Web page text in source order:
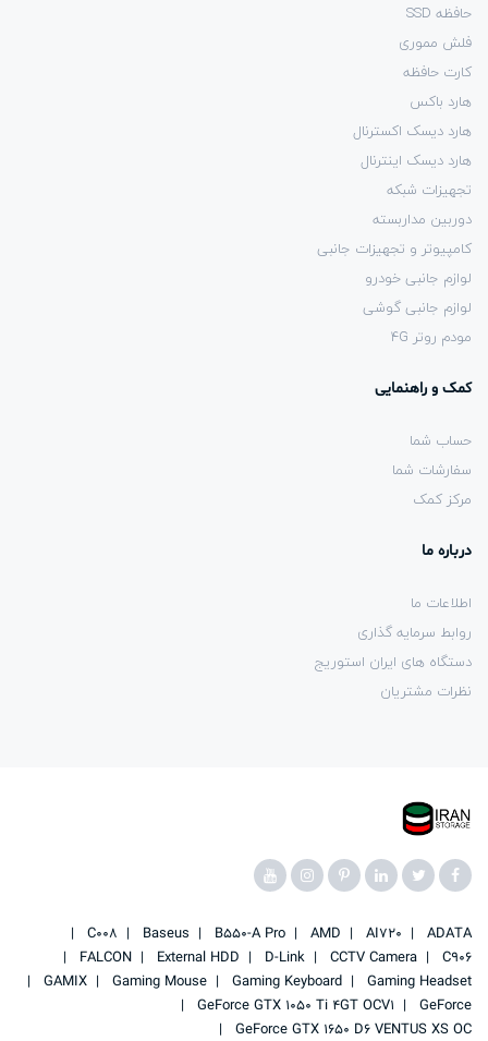
حافظه SSD
فلش مموری
کارت حافظه
هارد باکس
هارد دیسک اکسترنال
هارد دیسک اینترنال
تجهیزات شبکه
دوربین مداربسته
کامپیوتر و تجهیزات جانبی
لوازم جانبی خودرو
لوازم جانبی گوشی
مودم روتر 4G
کمک و راهنمایی
حساب شما
سفارشات شما
مرکز کمک
درباره ما
اطلاعات ما
روابط سرمایه گذاری
دستگاه های ایران استوریج
نظرات مشتریان
ADATA
AI720
AMD
B550-A Pro
Baseus
C008
C906
CCTV Camera
D-Link
External HDD
FALCON
Gaming Headset
Gaming Keyboard
Gaming Mouse
GAMIX
GeForce
GeForce GTX 1050 Ti 4GT OCV1
GeForce GTX 1650 D6 VENTUS XS OC